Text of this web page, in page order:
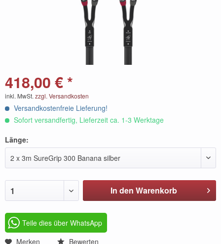
418,00 € *
inkl. MwSt. zzgl. Versandkosten
Versandkostenfreie Lieferung!
Sofort versandfertig, Lieferzeit ca. 1-3 Werktage
Länge:
2 x 3m SureGrip 300 Banana silber
1 In den Warenkorb
Teile dies über WhatsApp
Merken
Bewerten